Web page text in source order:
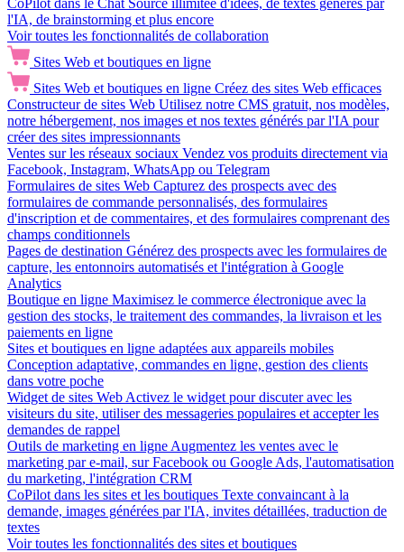
CoPilot dans le Chat Source illimitée d'idées, de textes générés par
l'IA, de brainstorming et plus encore
Voir toutes les fonctionnalités de collaboration
Sites Web et boutiques en ligne
Sites Web et boutiques en ligne Créez des sites Web efficaces
Constructeur de sites Web Utilisez notre CMS gratuit, nos modèles,
notre hébergement, nos images et nos textes générés par l'IA pour
créer des sites impressionnants
Ventes sur les réseaux sociaux Vendez vos produits directement via
Facebook, Instagram, WhatsApp ou Telegram
Formulaires de sites Web Capturez des prospects avec des
formulaires de commande personnalisés, des formulaires
d'inscription et de commentaires, et des formulaires comprenant des
champs conditionnels
Pages de destination Générez des prospects avec les formulaires de
capture, les entonnoirs automatisés et l'intégration à Google
Analytics
Boutique en ligne Maximisez le commerce électronique avec la
gestion des stocks, le traitement des commandes, la livraison et les
paiements en ligne
Sites et boutiques en ligne adaptées aux appareils mobiles
Conception adaptative, commandes en ligne, gestion des clients
dans votre poche
Widget de sites Web Activez le widget pour discuter avec les
visiteurs du site, utiliser des messageries populaires et accepter les
demandes de rappel
Outils de marketing en ligne Augmentez les ventes avec le
marketing par e-mail, sur Facebook ou Google Ads, l'automatisation
du marketing, l'intégration CRM
CoPilot dans les sites et les boutiques Texte convaincant à la
demande, images générées par l'IA, invites détaillées, traduction de
textes
Voir toutes les fonctionnalités des sites et boutiques